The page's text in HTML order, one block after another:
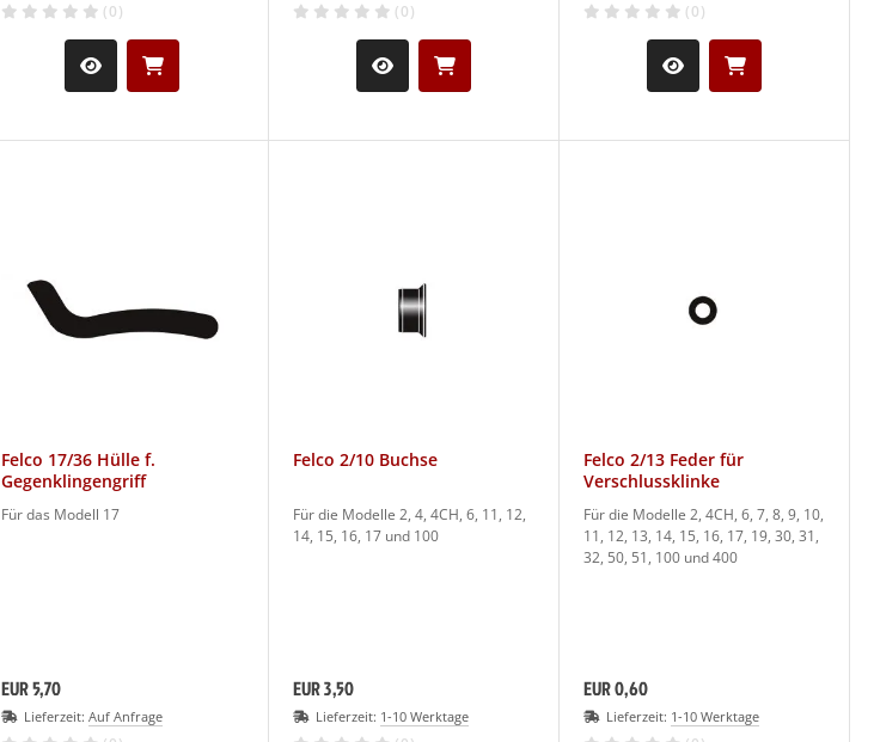
(0) (0) (0)
Felco 17/36 Hülle f.
Gegenklingengriff
Für das Modell 17
EUR 5,70
Lieferzeit:Auf Anfrage
Felco 2/10 Buchse
Für die Modelle 2, 4, 4CH, 6, 11, 12,
14, 15, 16, 17 und 100
EUR 3,50
Lieferzeit: 1-10 Werktage
Felco 2/13 Feder für
Verschlussklinke
Für die Modelle 2, 4CH, 6, 7, 8, 9, 10,
11, 12, 13, 14, 15, 16, 17, 19, 30, 31,
32, 50, 51, 100 und 400
EUR 0,60
Lieferzeit: 1-10 Werktage